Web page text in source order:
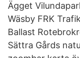
Ägget
Wäsby FRK
Ballast
Sättra Gårds